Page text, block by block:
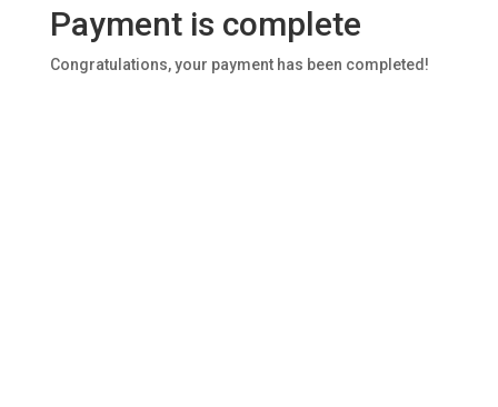
Payment is complete
Congratulations, your payment has been completed!